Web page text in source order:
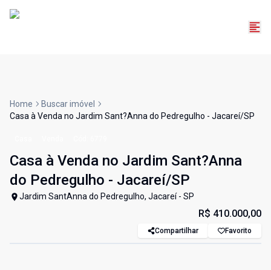
Home
Buscar imóvel
Casa à Venda no Jardim Sant?Anna do Pedregulho - Jacareí/SP
Casa à Venda no Jardim Sant?Anna
do Pedregulho - Jacareí/SP
Jardim SantAnna do Pedregulho, Jacareí - SP
R$ 410.000,00
Compartilhar Favorito